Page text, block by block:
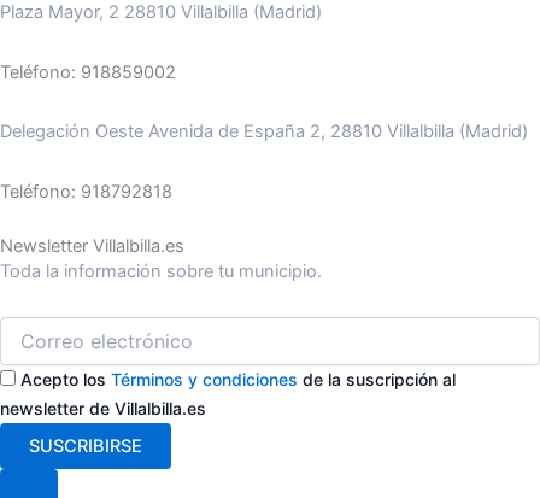
Plaza Mayor, 2 28810 Villalbilla (Madrid)
Teléfono: 918859002
Delegación Oeste Avenida de España 2, 28810 Villalbilla (Madrid)
Teléfono: 918792818
Newsletter Villalbilla.es
Toda la información sobre tu municipio.
Acepto los Términos y condiciones de la suscripción al
newsletter de Villalbilla.es
SUSCRIBIRSE